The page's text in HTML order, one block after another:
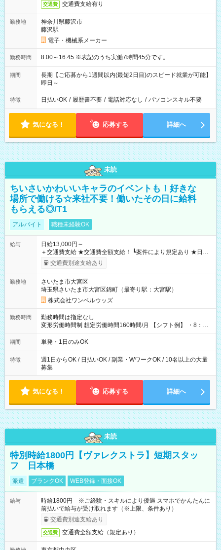
交通費 交通費支給有り
勤務地
神奈川県藤沢市
藤沢駅
電子・機械系メーカー
勤務時間 8:00～16:45 ※表記のうち実働7時間45分です。
期間
長期【ご応募から1週間以内(最短2日目)のスピード就業が可能】
即日～
特徴 日払いOK / 履歴書不要 / 電話対応なし / パソコンスキル不要
気になる！ 応募する 詳細へ
未読
ちいさいかわいいキャラのイベントも！好きな
場所で働ける☆来社不要！働いたその日に給料
もらえる◎/T1
アルバイト 職種未経験OK
給与
日給13,000円～
＋交通費支給 ★交通費全額支給！ ┗案件により規定あり ★日払
いOK！（規定あり） ┗働いたその日に現金GET♪ お仕事後はコ
ンビニATMから 日払い分を引き落とせます！ 【試用期間】試
交通費別途支給あり
勤務地
さいたま市大宮区
埼玉県さいたま市大宮区錦町（最寄り駅：大宮駅）
株式会社ワンベルウッズ
勤務時間
勤務時間は指定なし
変形労働時間制 想定労働時間160時間/月 【シフト例】 ・8：00
～21：00
期間 単発・1日のみOK
特徴
週1日からOK / 日払いOK / 副業・WワークOK / 10名以上の大量
募集
気になる！ 応募する 詳細へ
未読
特別時給1800円【ヴァレクストラ】短期スタッ
フ 日本橋
派遣 ブランクOK WEB登録・面接OK
給与
時給1800円 ※ご経験・スキルにより優遇 スマホでかんたんに
前払いで給与が受け取れます（※上限、条件あり）
交通費別途支給あり
交通費 交通費全額支給（規定あり）